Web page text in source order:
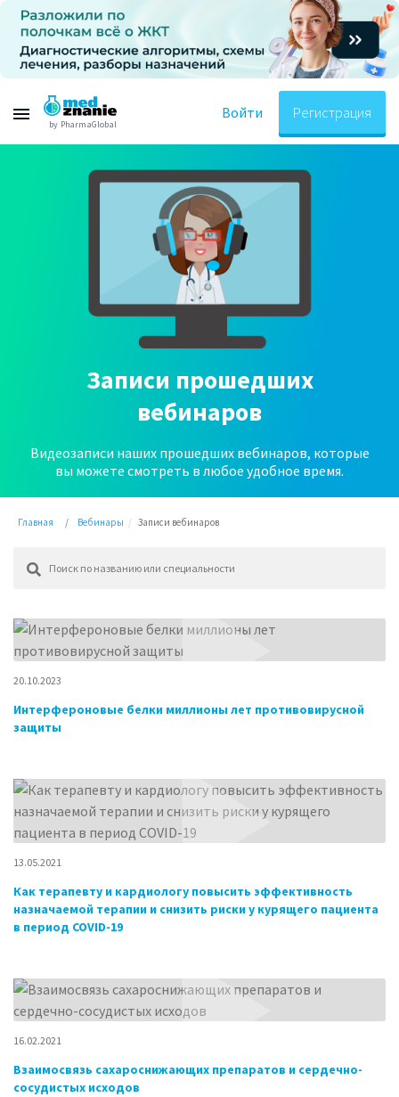
by PharmaGlobal
Войти Регистрация
Записи прошедших
вебинаров
Видеозаписи наших прошедших вебинаров, которые
вы можете смотреть в любое удобное время.
Главная Вебинары Записи вебинаров
20.10.2023
Интерфероновые белки миллионы лет противовирусной
защиты
13.05.2021
Как терапевту и кардиологу повысить эффективность
назначаемой терапии и снизить риски у курящего пациента
в период COVID-19
16.02.2021
Взаимосвязь сахароснижающих препаратов и сердечно-
сосудистых исходов